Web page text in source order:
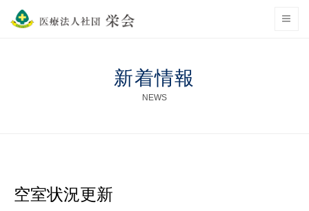
新着情報
NEWS
空室状況更新